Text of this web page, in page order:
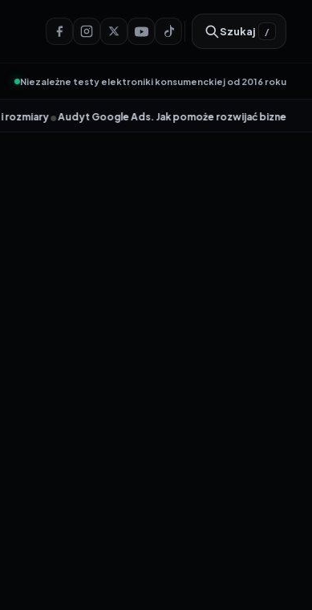
Szukaj /
Niezależne testy elektroniki konsumenckiej od 2016 roku
Audyt Google Ads. Jak pomoże rozwijać biznes?•TP-Link